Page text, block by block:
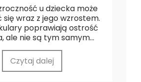
u dziecka może
się wraz z jego wzrostem.
poprawiają ostrość
ale nie są tym samym...
Czytaj dalej